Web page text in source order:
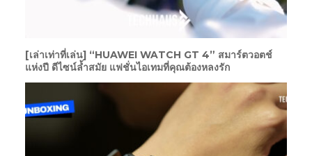
[เล่าเท่าที่เล่น] “HUAWEI WATCH GT 4” สมาร์ตวอตช์
แห่งปี ดีไซน์ล้ำสมัย แฟชั่นไอเทมที่คุณต้องหลงรัก